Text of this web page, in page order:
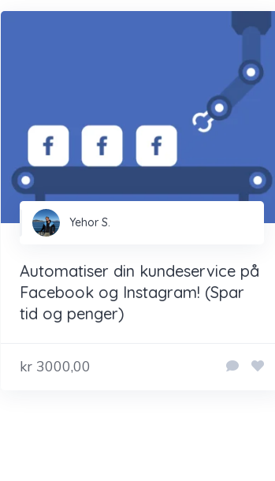
Yehor S.
Automatiser din kundeservice på
Facebook og Instagram! (Spar
tid og penger)
kr 3000,00